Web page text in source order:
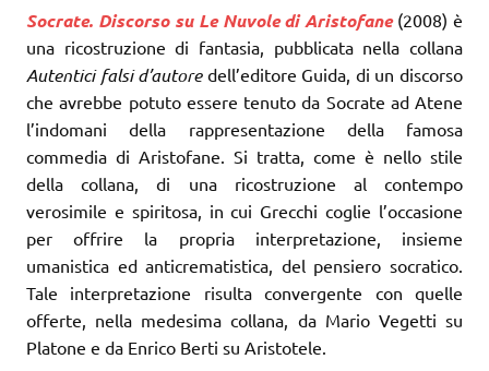
Socrate. Discorso su Le Nuvole di Aristofane (2008) è
una ricostruzione di fantasia, pubblicata nella collana
Autentici falsi d’autore dell’editore Guida, di un discorso
che avrebbe potuto essere tenuto da Socrate ad Atene
l’indomani della rappresentazione della famosa
commedia di Aristofane. Si tratta, come è nello stile
della collana, di una ricostruzione al contempo
verosimile e spiritosa, in cui Grecchi coglie l’occasione
per offrire la propria interpretazione, insieme
umanistica ed anticrematistica, del pensiero socratico.
Tale interpretazione risulta convergente con quelle
offerte, nella medesima collana, da Mario Vegetti su
Platone e da Enrico Berti su Aristotele.